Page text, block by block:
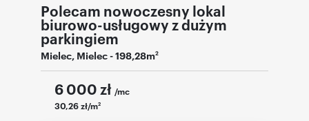
Polecam nowoczesny lokal
biurowo-usługowy z dużym
parkingiem
Mielec, Mielec- 198,28m2
6 000 zł /mc
30,26 zł/m2